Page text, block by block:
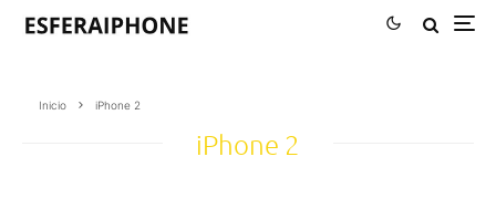
Inicio iPhone 2
iPhone 2